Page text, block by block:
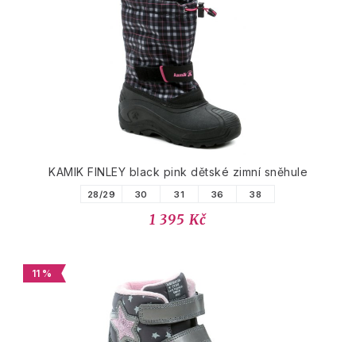
KAMIK FINLEY black pink dětské zimní sněhule
28/29 30 31 36 38
1 395 Kč
11 %